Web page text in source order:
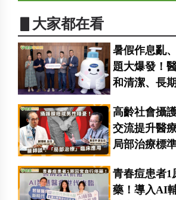
▋大家都在看
暑假作息亂
題大爆發！
和清潔、長
高齡社會攝
交流提升醫
局部治療標
青春痘患者1
藥！導入AI